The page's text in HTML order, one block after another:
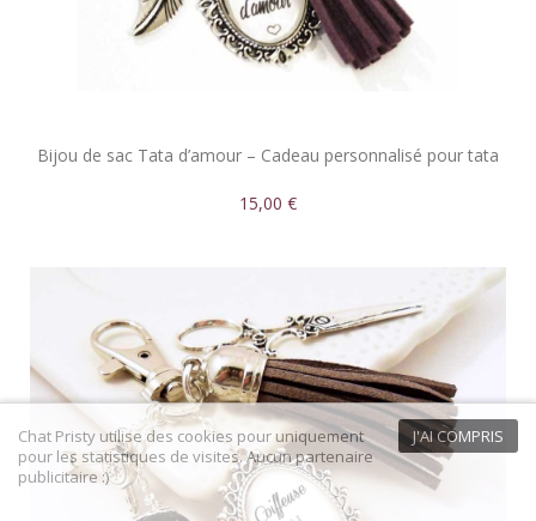
Bijou de sac Tata d’amour – Cadeau personnalisé pour tata
15,00 €
J'AI COMPRIS
Chat Pristy utilise des cookies pour uniquement
pour les statistiques de visites. Aucun partenaire
publicitaire :)